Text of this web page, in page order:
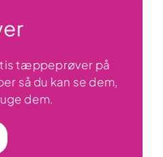
tæppeprøver på
så du kan se dem,
dem.